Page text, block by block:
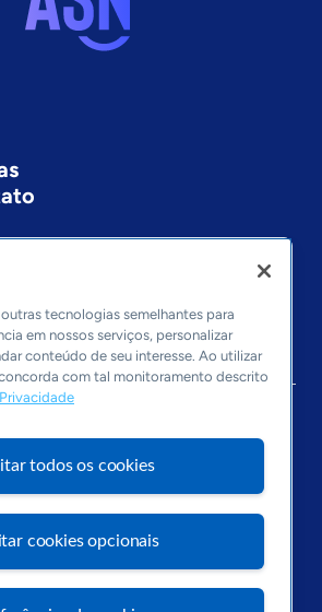
tecnologias semelhantes para
em nossos serviços, personalizar
conteúdo de seu interesse. Ao utilizar
com tal monitoramento descrito
todos os cookies
cookies opcionais